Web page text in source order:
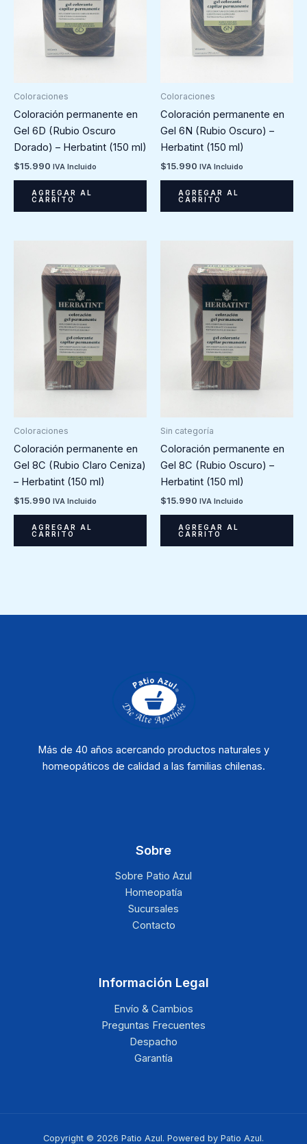
Coloraciones
Coloración permanente en
Gel 6D (Rubio Oscuro
Dorado) – Herbatint (150 ml)
$15.990 IVA Incluido
AGREGAR AL
CARRITO
Coloraciones
Coloración permanente en
Gel 6N (Rubio Oscuro) –
Herbatint (150 ml)
$15.990 IVA Incluido
AGREGAR AL
CARRITO
Coloraciones
Coloración permanente en
Gel 8C (Rubio Claro Ceniza)
– Herbatint (150 ml)
$15.990 IVA Incluido
AGREGAR AL
CARRITO
Sin categoría
Coloración permanente en
Gel 8C (Rubio Oscuro) –
Herbatint (150 ml)
$15.990 IVA Incluido
AGREGAR AL
CARRITO
Más de 40 años acercando productos naturales y
homeopáticos de calidad a las familias chilenas.
Sobre
Sobre Patio Azul
Homeopatía
Sucursales
Contacto
Información Legal
Envío & Cambios
Preguntas Frecuentes
Despacho
Garantía
Copyright © 2026 Patio Azul. Powered by Patio Azul.